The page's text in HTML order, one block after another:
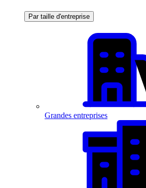
Par taille d'entreprise
Grandes entreprises